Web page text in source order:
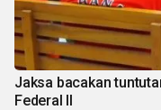
Jaksa bacakan
Federal II